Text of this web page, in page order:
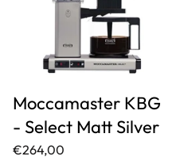
Moccamaster KBG
- Select Matt Silver
€264,00